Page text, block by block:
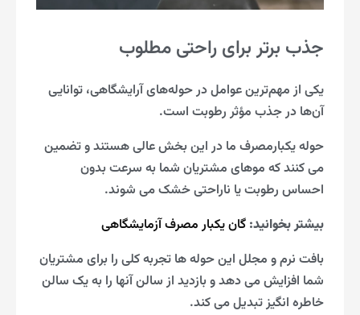
جذب برتر برای راحتی مطلوب
یکی از مهم‌ترین عوامل در حوله‌های آرایشگاهی، توانایی
آن‌ها در جذب مؤثر رطوبت است.
حوله یکبارمصرف ما در این بخش عالی هستند و تضمین
می کنند که موهای مشتریان شما به سرعت بدون
احساس رطوبت یا ناراحتی خشک می شوند.
بیشتر بخوانید: گان یکبار مصرف آزمایشگاهی
بافت نرم و مجلل این حوله ها تجربه کلی را برای مشتریان
شما افزایش می دهد و بازدید از سالن آنها را به یک سالن
خاطره انگیز تبدیل می کند.